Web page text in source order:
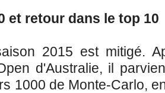
et retour dans le top 10
2015 est mitigé.
d'Australie, il
1000 de Monte-Carlo,